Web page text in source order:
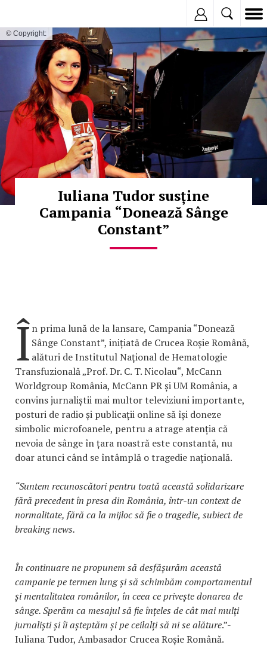
© Copyright:
Iuliana Tudor susține
Campania “Donează Sânge
Constant”
În prima lună de la lansare, Campania “Donează
Sânge Constant”, inițiată de Crucea Roșie Română,
alături de Institutul Naţional de Hematologie
Transfuzională „Prof. Dr. C. T. Nicolau“, McCann
Worldgroup România, McCann PR și UM România, a
convins jurnaliștii mai multor televiziuni importante,
posturi de radio și publicații online să își doneze
simbolic microfoanele, pentru a atrage atenția că
nevoia de sânge în țara noastră este constantă, nu
doar atunci când se întâmplă o tragedie națională.
“Suntem recunoscători pentru toată această solidarizare
fără precedent în presa din România, într-un context de
normalitate, fără ca la mijloc să fie o tragedie, subiect de
breaking news.
În continuare ne propunem să desfășurăm această
campanie pe termen lung și să schimbăm comportamentul
și mentalitatea românilor, în ceea ce privește donarea de
sânge. Sperăm ca mesajul să fie înțeles de cât mai mulți
jurnaliști și îi așteptăm și pe ceilalți să ni se alăture.”-
Iuliana Tudor, Ambasador Crucea Roșie Română.